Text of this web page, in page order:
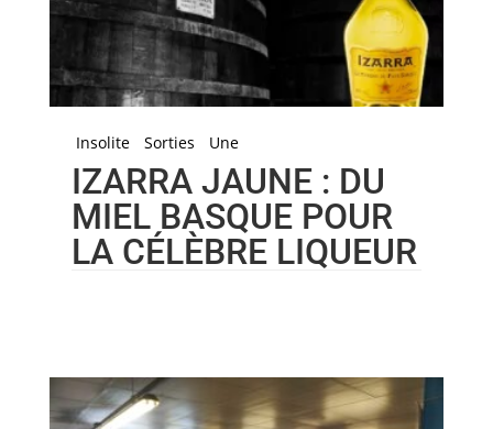
Insolite Sorties Une
IZARRA JAUNE : DU
MIEL BASQUE POUR
LA CÉLÈBRE LIQUEUR